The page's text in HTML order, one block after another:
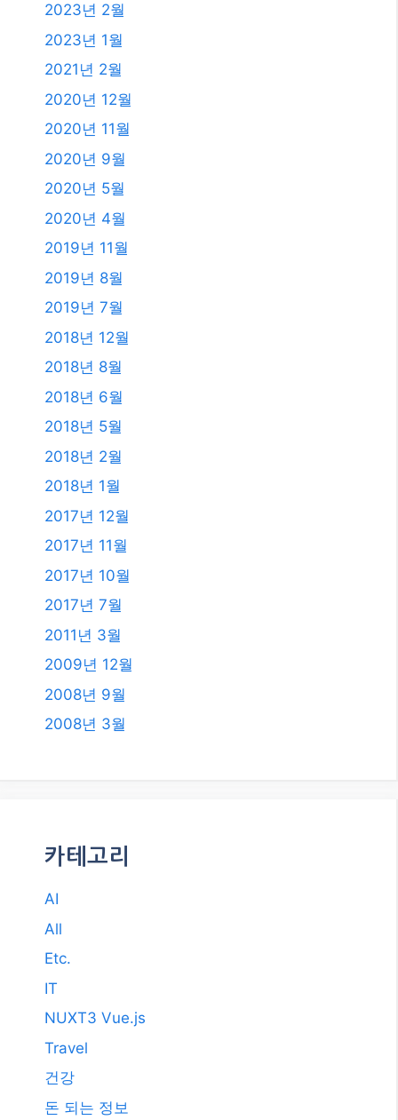
2023년 2월
2023년 1월
2021년 2월
2020년 12월
2020년 11월
2020년 9월
2020년 5월
2020년 4월
2019년 11월
2019년 8월
2019년 7월
2018년 12월
2018년 8월
2018년 6월
2018년 5월
2018년 2월
2018년 1월
2017년 12월
2017년 11월
2017년 10월
2017년 7월
2011년 3월
2009년 12월
2008년 9월
2008년 3월
카테고리
AI
All
Etc.
IT
NUXT3 Vue.js
Travel
건강
돈 되는 정보